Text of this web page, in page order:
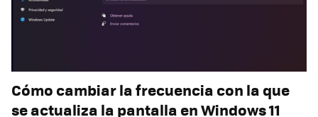
Cómo cambiar la frecuencia con la que
se actualiza la pantalla en Windows 11